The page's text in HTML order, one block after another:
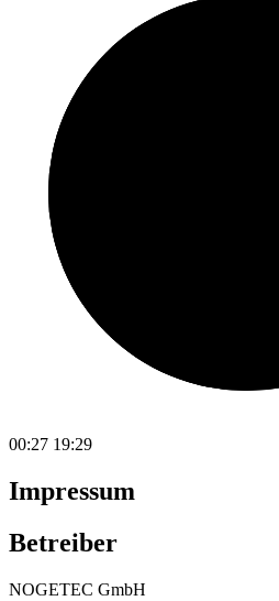
00:27 19:29
Impressum
Betreiber
NOGETEC GmbH